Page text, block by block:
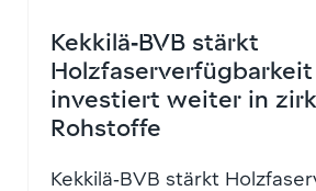
Kekkilä‑BVB stärkt
investiert weiter in
Rohstoffe
Kekkilä‑BVB stärkt